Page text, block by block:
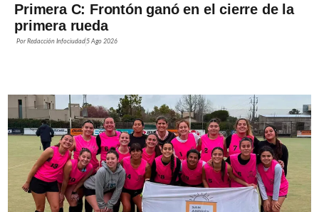
Primera C: Frontón ganó en el cierre de la
primera rueda
PorRedacción Infociudad 5 Ago 2026